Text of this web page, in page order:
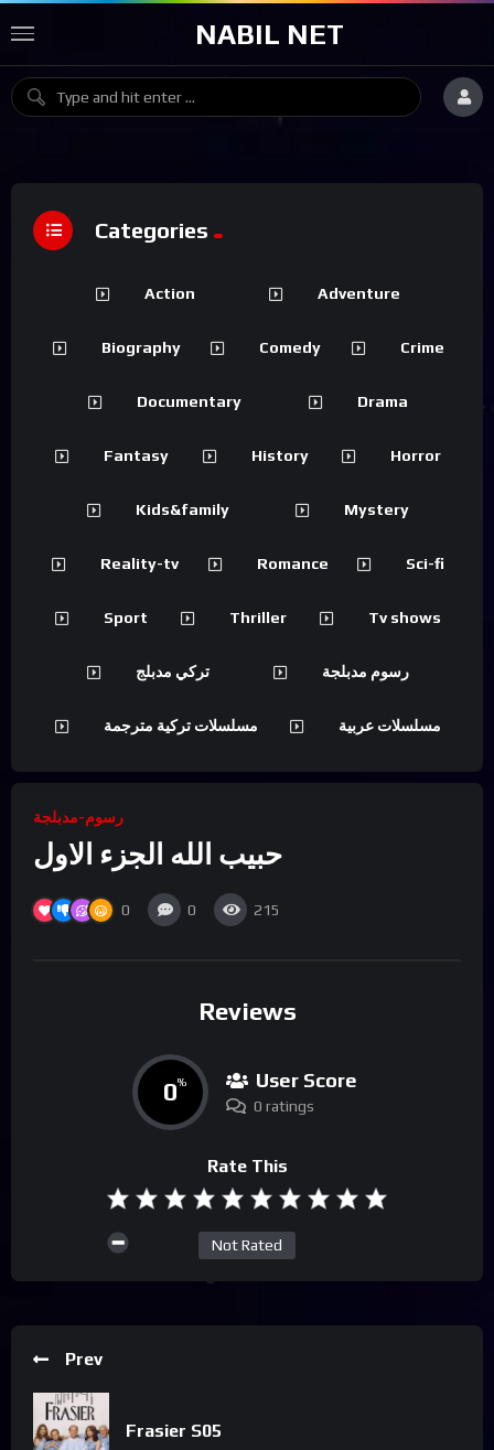
NABIL NET
رسوم-مدبلجة
حبيب الله الجزء الاول
0 0 215
Reviews
0% User Score
0 ratings
Rate This
Not Rated
Prev
Frasier S05
Categories
Action Adventure
Biography Comedy Crime
Documentary Drama
Fantasy History Horror
Kids&family Mystery
Reality-tv Romance Sci-fi
Sport Thriller Tv shows
تركي مدبلج رسوم مدبلجة
مسلسلات تركية مترجمة مسلسلات عربية